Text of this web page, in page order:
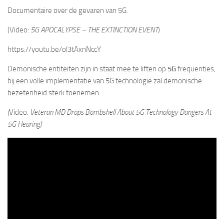
Documentaire over de gevaren van 5G.
(Video: 5G APOCALYPSE – THE EXTINCTION EVENT)
https://youtu.be/ol3tAxnNccY
Demonische entiteiten zijn in staat mee te liften op 5Gfrequenties,
bij een volle implementatie van 5G technologie zal demonische
bezetenheid sterk toenemen.
(Video: Veteran MD Drops Bombshell About 5G Technology Dangers At
5G Hearing)